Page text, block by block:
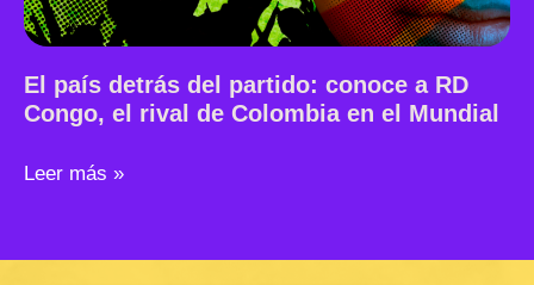
El país detrás del partido: conoce a RD
Congo, el rival de Colombia en el Mundial
Leer más »